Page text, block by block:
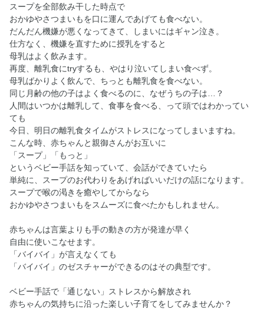
スープを全部飲み干した時点で
おかゆやさつまいもを口に運んであげても食べない。
だんだん機嫌が悪くなってきて、しまいにはギャン泣き。
仕方なく、機嫌を直すために授乳をすると
母乳はよく飲みます。
再度、離乳食にtryするも、やはり泣いてしまい食べず。
母乳ばかりよく飲んで、ちっとも離乳食を食べない。
同じ月齢の他の子はよく食べるのに、なぜうちの子は…？
人間はいつかは離乳して、食事を食べる、って頭ではわかってい
ても
今日、明日の離乳食タイムがストレスになってしまいますね。
こんな時、赤ちゃんと親御さんがお互いに
「スープ」「もっと」
というベビー手話を知っていて、会話ができていたら
単純に、スープのお代わりをあげればいいだけの話になります。
スープで喉の渇きを癒やしてからなら
おかゆやさつまいもをスムーズに食べたかもしれません。
赤ちゃんは言葉よりも手の動きの方が発達が早く
自由に使いこなせます。
「バイバイ」が言えなくても
「バイバイ」のゼスチャーができるのはその典型です。
ベビー手話で「通じない」ストレスから解放され
赤ちゃんの気持ちに沿った楽しい子育てをしてみませんか？